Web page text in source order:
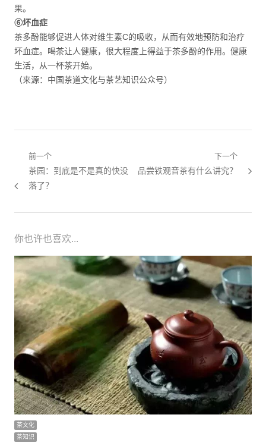
果。
⑥坏血症
茶多酚能够促进人体对维生素C的吸收，从而有效地预防和治疗
坏血症。喝茶让人健康，很大程度上得益于茶多酚的作用。健康
生活，从一杯茶开始。
（来源：中国茶道文化与茶艺知识公众号）
文章导航
前一个
上一篇：
茶园：到底是不是真的快没
落了？
下一个
下一篇：
品尝铁观音茶有什么讲究？
你也许也喜欢...
茶文化
茶知识